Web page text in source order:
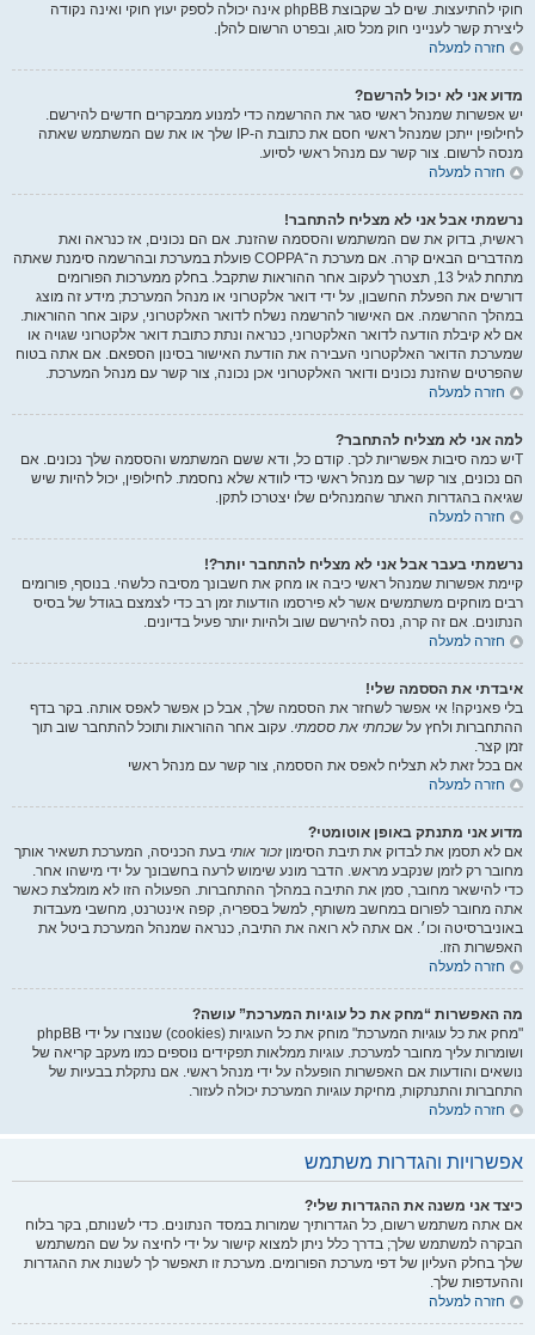
חוקי להתיעצות. שים לב שקבוצת phpBB אינה יכולה לספק יעוץ חוקי ואינה נקודה
ליצירת קשר לענייני חוק מכל סוג, ובפרט הרשום להלן.
חזרה למעלה
מדוע אני לא יכול להרשם?
יש אפשרות שמנהל ראשי סגר את ההרשמה כדי למנוע ממבקרים חדשים להירשם.
לחילופין ייתכן שמנהל ראשי חסם את כתובת ה-IP שלך או את שם המשתמש שאתה
מנסה לרשום. צור קשר עם מנהל ראשי לסיוע.
חזרה למעלה
נרשמתי אבל אני לא מצליח להתחבר!
ראשית, בדוק את שם המשתמש והססמה שהזנת. אם הם נכונים, אז כנראה ואת
מהדברים הבאים קרה. אם מערכת ה־COPPA פועלת במערכת ובהרשמה סימנת שאתה
מתחת לגיל 13, תצטרך לעקוב אחר ההוראות שתקבל. בחלק ממערכות הפורומים
דורשים את הפעלת החשבון, על ידי דואר אלקטרוני או מנהל המערכת; מידע זה מוצג
במהלך ההרשמה. אם האישור להרשמה נשלח לדואר האלקטרוני, עקוב אחר ההוראות.
אם לא קיבלת הודעה לדואר האלקטרוני, כנראה ונתת כתובת דואר אלקטרוני שגויה או
שמערכת הדואר האלקטרוני העבירה את הודעת האישור בסינון הספאם. אם אתה בטוח
שהפרטים שהזנת נכונים ודואר האלקטרוני אכן נכונה, צור קשר עם מנהל המערכת.
חזרה למעלה
למה אני לא מצליח להתחבר?
Tיש כמה סיבות אפשריות לכך. קודם כל, ודא ששם המשתמש והססמה שלך נכונים. אם
הם נכונים, צור קשר עם מנהל ראשי כדי לוודא שלא נחסמת. לחילופין, יכול להיות שיש
שגיאה בהגדרות האתר שהמנהלים שלו יצטרכו לתקן.
חזרה למעלה
נרשמתי בעבר אבל אני לא מצליח להתחבר יותר?!
קיימת אפשרות שמנהל ראשי כיבה או מחק את חשבונך מסיבה כלשהי. בנוסף, פורומים
רבים מוחקים משתמשים אשר לא פירסמו הודעות זמן רב כדי לצמצם בגודל של בסיס
הנתונים. אם זה קרה, נסה להירשם שוב ולהיות יותר פעיל בדיונים.
חזרה למעלה
איבדתי את הססמה שלי!
בלי פאניקה! אי אפשר לשחזר את הססמה שלך, אבל כן אפשר לאפס אותה. בקר בדף
ההתחברות ולחץ על שכחתי את ססמתי. עקוב אחר ההוראות ותוכל להתחבר שוב תוך
זמן קצר.
אם בכל זאת לא תצליח לאפס את הססמה, צור קשר עם מנהל ראשי
חזרה למעלה
מדוע אני מתנתק באופן אוטומטי?
אם לא תסמן את לבדוק את תיבת הסימוןזכור אותי בעת הכניסה, המערכת תשאיר אותך
מחובר רק לזמן שנקבע מראש. הדבר מונע שימוש לרעה בחשבונך על ידי מישהו אחר.
כדי להישאר מחובר, סמן את התיבה במהלך ההתחברות. הפעולה הזו לא מומלצת כאשר
אתה מחובר לפורום במחשב משותף, למשל בספריה, קפה אינטרנט, מחשבי מעבדות
באוניברסיטה וכו׳. אם אתה לא רואה את התיבה, כנראה שמנהל המערכת ביטל את
האפשרות הזו.
חזרה למעלה
מה האפשרות “מחק את כל עוגיות המערכת” עושה?
"מחק את כל עוגיות המערכת" מוחק את כל העוגיות (cookies) שנוצרו על ידי phpBB
ושומרות עליך מחובר למערכת. עוגיות ממלאות תפקידים נוספים כמו מעקב קריאה של
נושאים והודעות אם האפשרות הופעלה על ידי מנהל ראשי. אם נתקלת בבעיות של
התחברות והתנתקות, מחיקת עוגיות המערכת יכולה לעזור.
חזרה למעלה
אפשרויות והגדרות משתמש
כיצד אני משנה את ההגדרות שלי?
אם אתה משתמש רשום, כל הגדרותיך שמורות במסד הנתונים. כדי לשנותם, בקר בלוח
הבקרה למשתמש שלך; בדרך כלל ניתן למצוא קישור על ידי לחיצה על שם המשתמש
שלך בחלק העליון של דפי מערכת הפורומים. מערכת זו תאפשר לך לשנות את ההגדרות
וההעדפות שלך.
חזרה למעלה